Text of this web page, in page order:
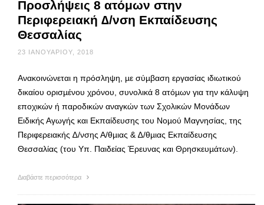
Προσλήψεις 8 ατόμων στην
Περιφερειακή ∆/νση Εκπαίδευσης
Θεσσαλίας
23 ΙΑΝΟΥΑΡΊΟΥ, 2018
Ανακοινώνεται η πρόσληψη, µε σύµβαση εργασίας ιδιωτικού
δικαίου ορισµένου χρόνου, συνολικά 8 ατόµων για την κάλυψη
εποχικών ή παροδικών αναγκών των Σχολικών Μονάδων
Ειδικής Αγωγής και Εκπαίδευσης του Νοµού Μαγνησίας, της
Περιφερειακής ∆/νσης Α/θµιας & ∆/θµιας Εκπαίδευσης
Θεσσαλίας (του Υπ. Παιδείας Έρευνας και Θρησκευµάτων).
Διαβάστε περισσότερα